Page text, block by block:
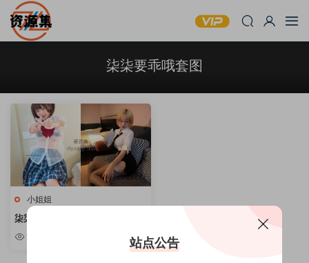
柒柒要乖哦套图
小姐姐
柒柒要乖哦 – 精品摄影作品合集
[持续更新]
站点公告